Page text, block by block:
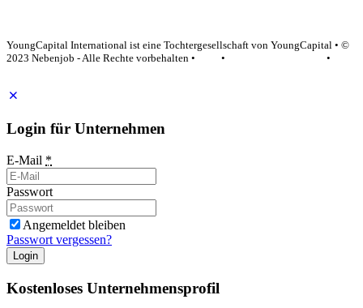
YoungCapital International ist eine Tochtergesellschaft von YoungCapital • ©
2023 Nebenjob - Alle Rechte vorbehalten •
•
•
Login für Unternehmen
E-Mail *
Passwort
Angemeldet bleiben
Passwort vergessen?
Login
Kostenloses Unternehmensprofil